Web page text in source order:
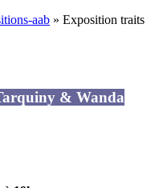
aab » Exposition traits
& Wanda‬‭